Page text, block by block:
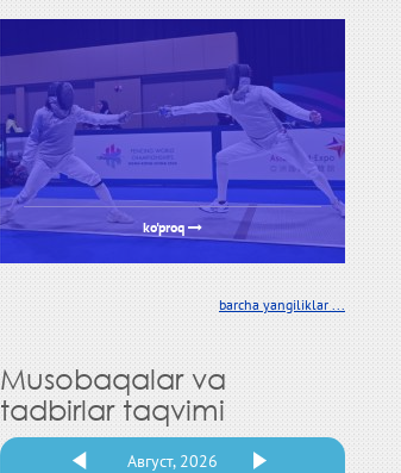
ko'proq
barcha yangiliklar ...
Musobaqalar va
tadbirlar taqvimi
Август, 2026